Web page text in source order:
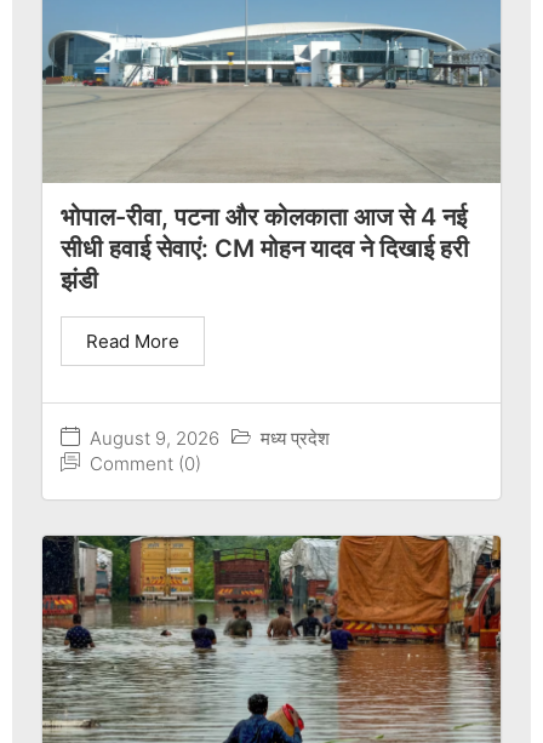
भोपाल-रीवा, पटना और कोलकाता आज से 4 नई
सीधी हवाई सेवाएं: CM मोहन यादव ने दिखाई हरी
झंडी
August 9, 2026
मध्य प्रदेश
Comment (0)
Read More